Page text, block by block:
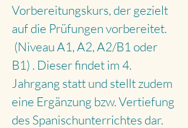
Vorbereitungskurs, der gezielt
auf die Prüfungen vorbereitet.
(Niveau A1, A2, A2/B1 oder
B1) . Dieser findet im 4.
Jahrgang statt und stellt zudem
eine Ergänzung bzw. Vertiefung
des Spanischunterrichtes dar.